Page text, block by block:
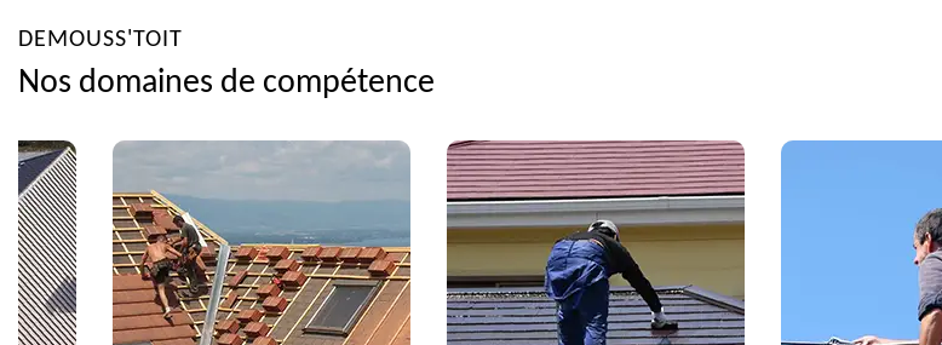
DEMOUSS'TOIT
Nos domaines de compétence